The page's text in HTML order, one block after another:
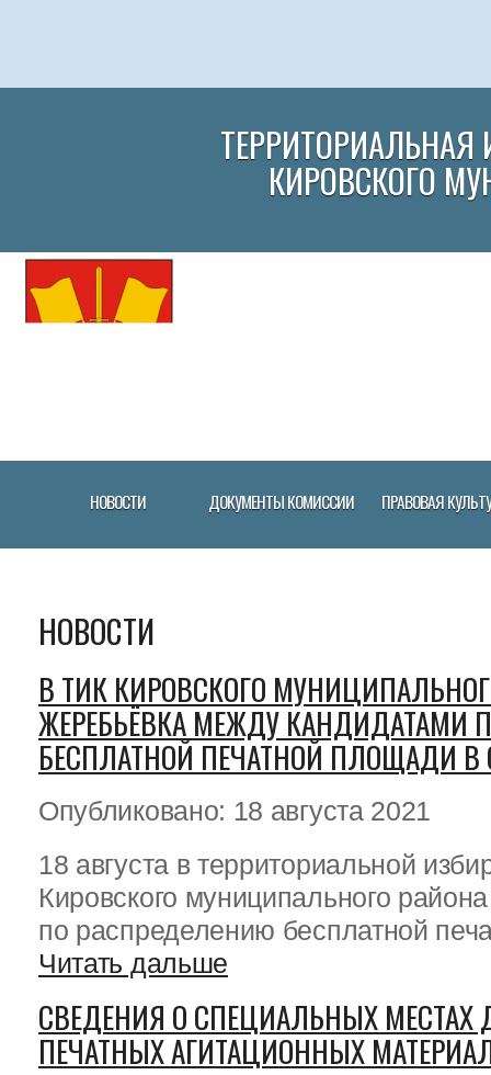
КИРОВСКОГО
НОВОСТИ ДОКУМЕНТЫ КОМИССИИ ПРАВОВАЯ
НОВОСТИ
В ТИК КИРОВСКОГО
ЖЕРЕБЬЁВКА МЕЖДУ КАНДИДАТАМИ
БЕСПЛАТНОЙ ПЕЧАТНОЙ ПЛОЩАДИ
Опубликовано: 18 августа 2021
18 августа в территориальной
Кировского муниципального
по распределению бесплатной
Читать дальше
СВЕДЕНИЯ О СПЕЦИАЛЬНЫХ
ПЕЧАТНЫХ АГИТАЦИОННЫХ